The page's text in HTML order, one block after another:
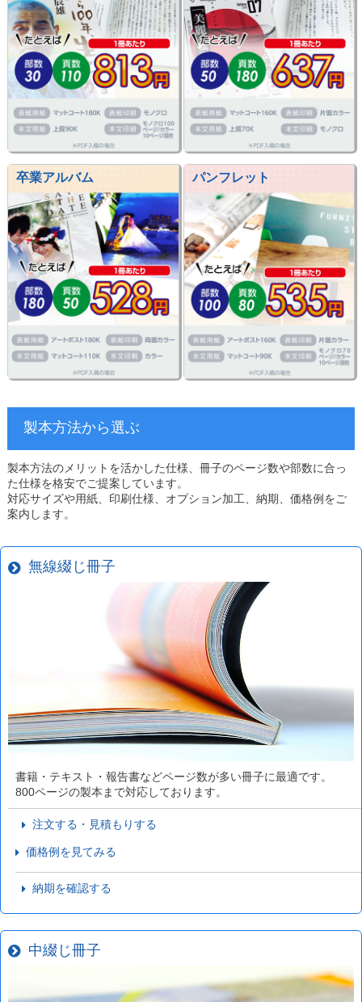
卒業アルバム パンフレット
製本方法から選ぶ
製本方法のメリットを活かした仕様、冊子のページ数や部数に合っ
た仕様を格安でご提案しています。
対応サイズや用紙、印刷仕様、オプション加工、納期、価格例をご
案内します。
無線綴じ冊子
書籍・テキスト・報告書などページ数が多い冊子に最適です。
800ページの製本まで対応しております。
注文する・見積もりする
価格例を見てみる
納期を確認する
中綴じ冊子